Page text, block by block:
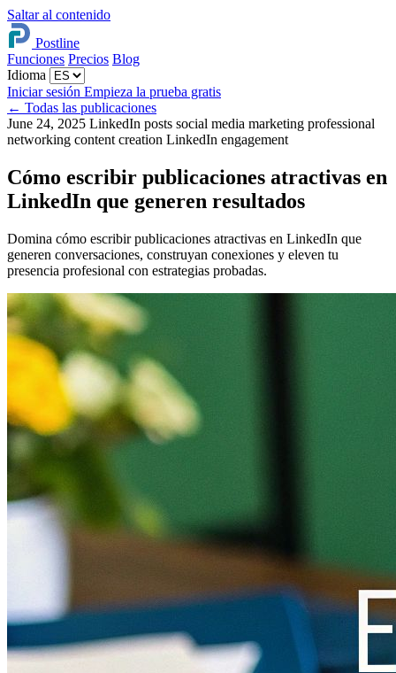
Saltar al contenido
Postline
Funciones Precios Blog
Idioma
Iniciar sesión Empieza la prueba gratis
← Todas las publicaciones
June 24, 2025 LinkedIn posts social media marketing professional
networking content creation LinkedIn engagement
Cómo escribir publicaciones atractivas en
LinkedIn que generen resultados
Domina cómo escribir publicaciones atractivas en LinkedIn que
generen conversaciones, construyan conexiones y eleven tu
presencia profesional con estrategias probadas.